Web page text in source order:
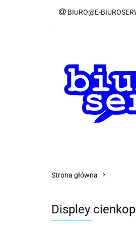
BIURO@E-
Strona główna
Displey